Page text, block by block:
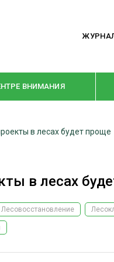
ВНИМАНИЯ
ДОМОСТРОЕНИЕ
в лесах будет проще
в лесах
Лесовосстановление